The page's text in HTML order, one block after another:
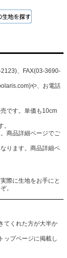
、FAX(03-3690-
や、お電話
です。単価も10cm
商品詳細ページでご
ります。商品詳細ペ
際に生地をお手にと
。
てくれた方が大半か
ップページに掲載し